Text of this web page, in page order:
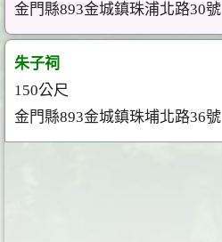
金門縣893金城鎮珠浦北路30號
朱子祠
150公尺
金門縣893金城鎮珠埔北路36號